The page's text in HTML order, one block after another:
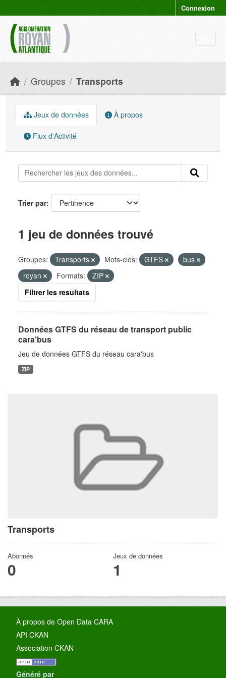
Connexion
Groupes Transports
Transports
Abonnés
0
Jeux de données
1
Jeux de données À propos
Flux d'Activité
Trier par
1 jeu de données trouvé
Groupes: Transports Mots-clés: GTFS
bus
royan
Formats:
ZIP
Filtrer les resultats
Données GTFS du réseau de transport public
cara'bus
Jeu de données GTFS du réseau cara'bus
ZIP
À propos de Open Data CARA
API CKAN
Association CKAN
Généré par